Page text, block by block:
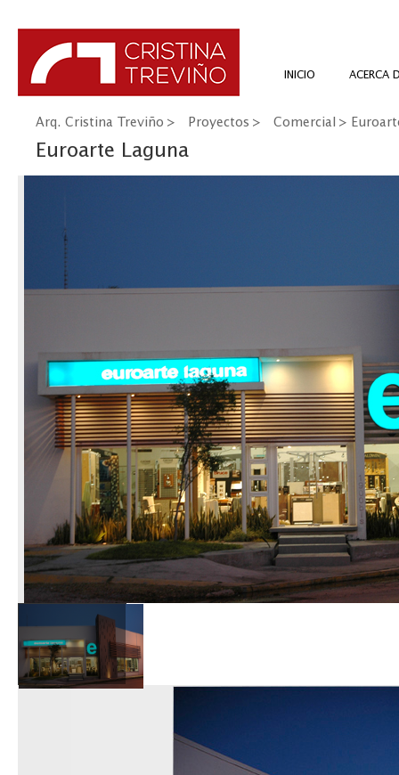
INICIO ACERCA
Arq. Cristina Treviño > Proyectos > Comercial >
Euroarte Laguna